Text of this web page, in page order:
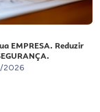
EMPRESA. Reduzir
2026